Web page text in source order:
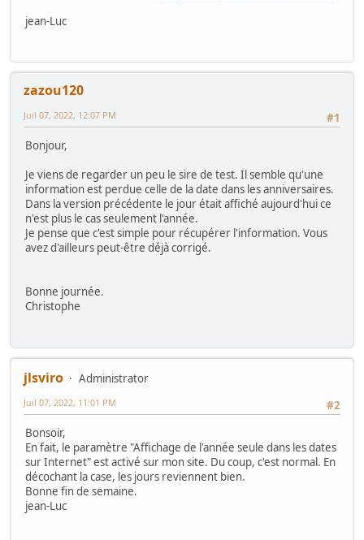
jean-Luc
zazou120
#1
Juil 07, 2022, 12:07 PM
Bonjour,
Je viens de regarder un peu le sire de test. Il semble qu'une
information est perdue celle de la date dans les anniversaires.
Dans la version précédente le jour était affiché aujourd'hui ce
n'est plus le cas seulement l'année.
Je pense que c'est simple pour récupérer l'information. Vous
avez d'ailleurs peut-être déjà corrigé.
Bonne journée.
Christophe
jlsviro
Administrator
#2
Juil 07, 2022, 11:01 PM
Bonsoir,
En fait, le paramètre "Affichage de l'année seule dans les dates
sur Internet" est activé sur mon site. Du coup, c'est normal. En
décochant la case, les jours reviennent bien.
Bonne fin de semaine.
jean-Luc